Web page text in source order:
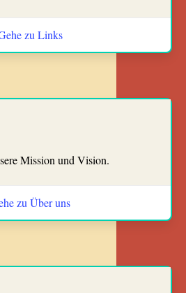
zu Links
Mission und Vision.
zu Über uns